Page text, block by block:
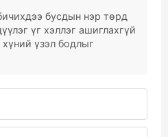
бусдын нэр төрд
үг хэллэг ашиглахгүй
үзэл бодлыг